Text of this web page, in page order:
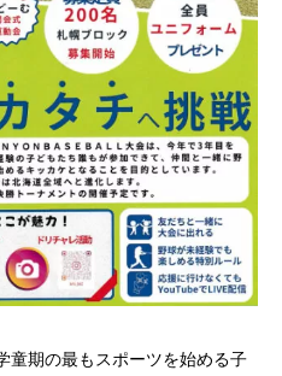
童期の最もスポーツを始める子